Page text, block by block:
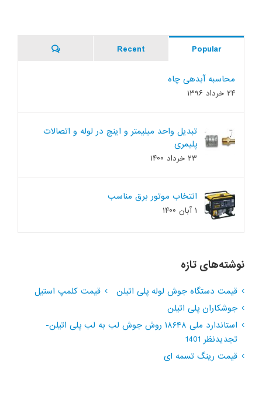
Popular
Recent
Comments
محاسبه آبدهی چاه
۲۴ خرداد ۱۳۹۶
تبدیل واحد میلیمتر و اینچ در لوله و اتصالات
پلیمری
۲۳ خرداد ۱۴۰۰
انتخاب موتور برق مناسب
۱ آبان ۱۴۰۰
نوشته‌های تازه
قیمت دستگاه جوش لوله پلی اتیلن
قیمت کلمپ استیل
جوشکاران پلی اتیلن
استاندارد ملی ۱۸۶۴۸ روش جوش لب به لب پلی اتیلن-
تجدیدنظر 1401
قیمت رینگ تسمه ای